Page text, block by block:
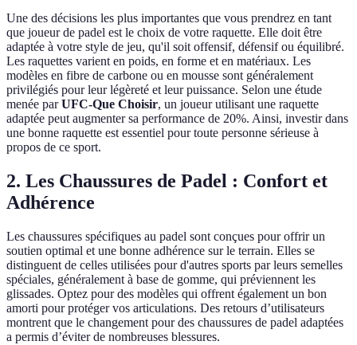
Une des décisions les plus importantes que vous prendrez en tant
que joueur de padel est le choix de votre raquette. Elle doit être
adaptée à votre style de jeu, qu'il soit offensif, défensif ou équilibré.
Les raquettes varient en poids, en forme et en matériaux. Les
modèles en fibre de carbone ou en mousse sont généralement
privilégiés pour leur légèreté et leur puissance. Selon une étude
menée parUFC-Que Choisir, un joueur utilisant une raquette
adaptée peut augmenter sa performance de 20%. Ainsi, investir dans
une bonne raquette est essentiel pour toute personne sérieuse à
propos de ce sport.
2. Les Chaussures de Padel : Confort et
Adhérence
Les chaussures spécifiques au padel sont conçues pour offrir un
soutien optimal et une bonne adhérence sur le terrain. Elles se
distinguent de celles utilisées pour d'autres sports par leurs semelles
spéciales, généralement à base de gomme, qui préviennent les
glissades. Optez pour des modèles qui offrent également un bon
amorti pour protéger vos articulations. Des retours d’utilisateurs
montrent que le changement pour des chaussures de padel adaptées
a permis d’éviter de nombreuses blessures.